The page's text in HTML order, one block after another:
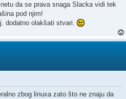
da se prava snaga Slacka vidi tek
pod njim!
dodatno olakšati stvari.
zbog linuxa zato što ne znaju da